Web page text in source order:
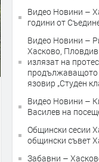
Видео Новини –
години от
Видео Новини –
Хасково,
излязат на
продължаващото
язовир „Студен
Видео Новини –
Василев на
Общински сесии
общински съвет
Забавни –